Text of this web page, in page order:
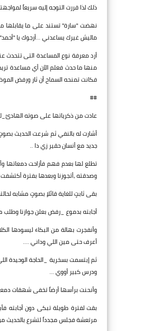
ذلك لذا قررت التوجه إليه سريعاً
نهضت "سارة" تستند على ما يقابلها
ماليش غيرك يساعدني ...أرجوك يا
أرد معرفة نوع المساعدة التى تتحدث
منها ما حدث فعلم الآن أي مساعدة
فكانت تمنحه السماح أن ثار ورفض
##
عادت من ذكرياتها على صوته
أشارت له بالنفي ثم شرعت الحديث
جديد مع أنسان حقير زي دا ..
تطلع لها بعدم فهم فأزاحت
وصدقته ،أتجوزنا وبعدها بفترة
بقى ثابتٍ للغاية قائلاٍ بصوتٍ مشابه
أجابته بدموع _رفض بعلن جوازنا
وأنفجرت بهالة من البكاء ليسودها
أعرف حتى مين اللي وداني ....
ثم إبتسمت بسخرية _الحاجة
ودرس كبير أووي ...
وأنحنت برأسها أرضاً تخفى شهقات
بقت لفترة طويلة تبكى دون أجابته
مرتعشة فجلس مجدداً لتشرع بالحديث